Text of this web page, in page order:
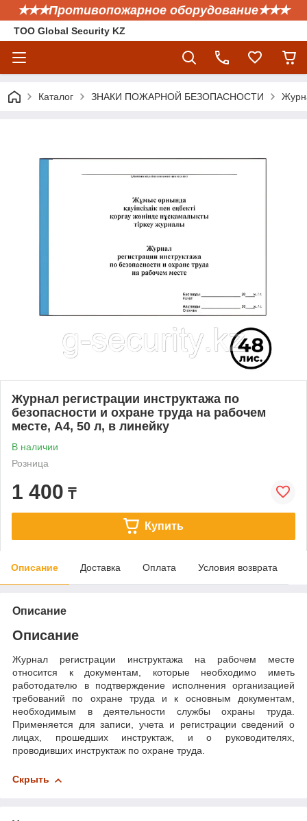
✭✭✭Противопожарное оборудование✭✭✭
ТОО Global Security KZ
Каталог ЗНАКИ ПОЖАРНОЙ БЕЗОПАСНОСТИ
Журнал регистрации инструктажа по
безопасности и охране труда на рабочем
месте, А4, 50 л, в линейку
В наличии
Розница
1 400 ₸
Купить
Описание Доставка Оплата Условия возврата
Описание
Описание
Журнал регистрации инструктажа на рабочем месте
относится к документам, которые необходимо иметь
работодателю в подтверждение исполнения организацией
требований по охране труда и к основным документам,
необходимым в деятельности службы охраны труда.
Применяется для записи, учета и регистрации сведений о
лицах, прошедших инструктаж, и о руководителях,
проводивших инструктаж по охране труда.
Скрыть